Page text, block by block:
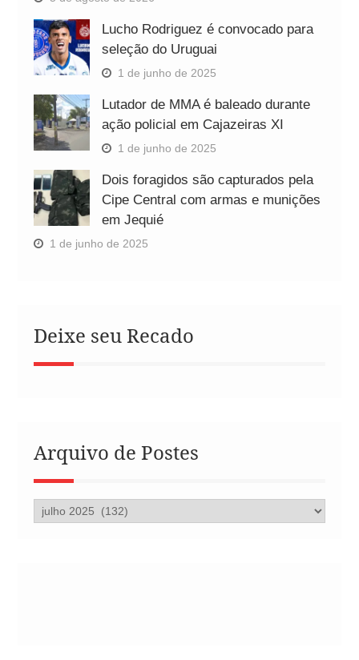
Lucho Rodriguez é convocado para
seleção do Uruguai
1 de junho de 2025
Lutador de MMA é baleado durante
ação policial em Cajazeiras XI
1 de junho de 2025
Dois foragidos são capturados pela
Cipe Central com armas e munições
em Jequié
1 de junho de 2025
Deixe seu Recado
Arquivo de Postes
Arquivo
de